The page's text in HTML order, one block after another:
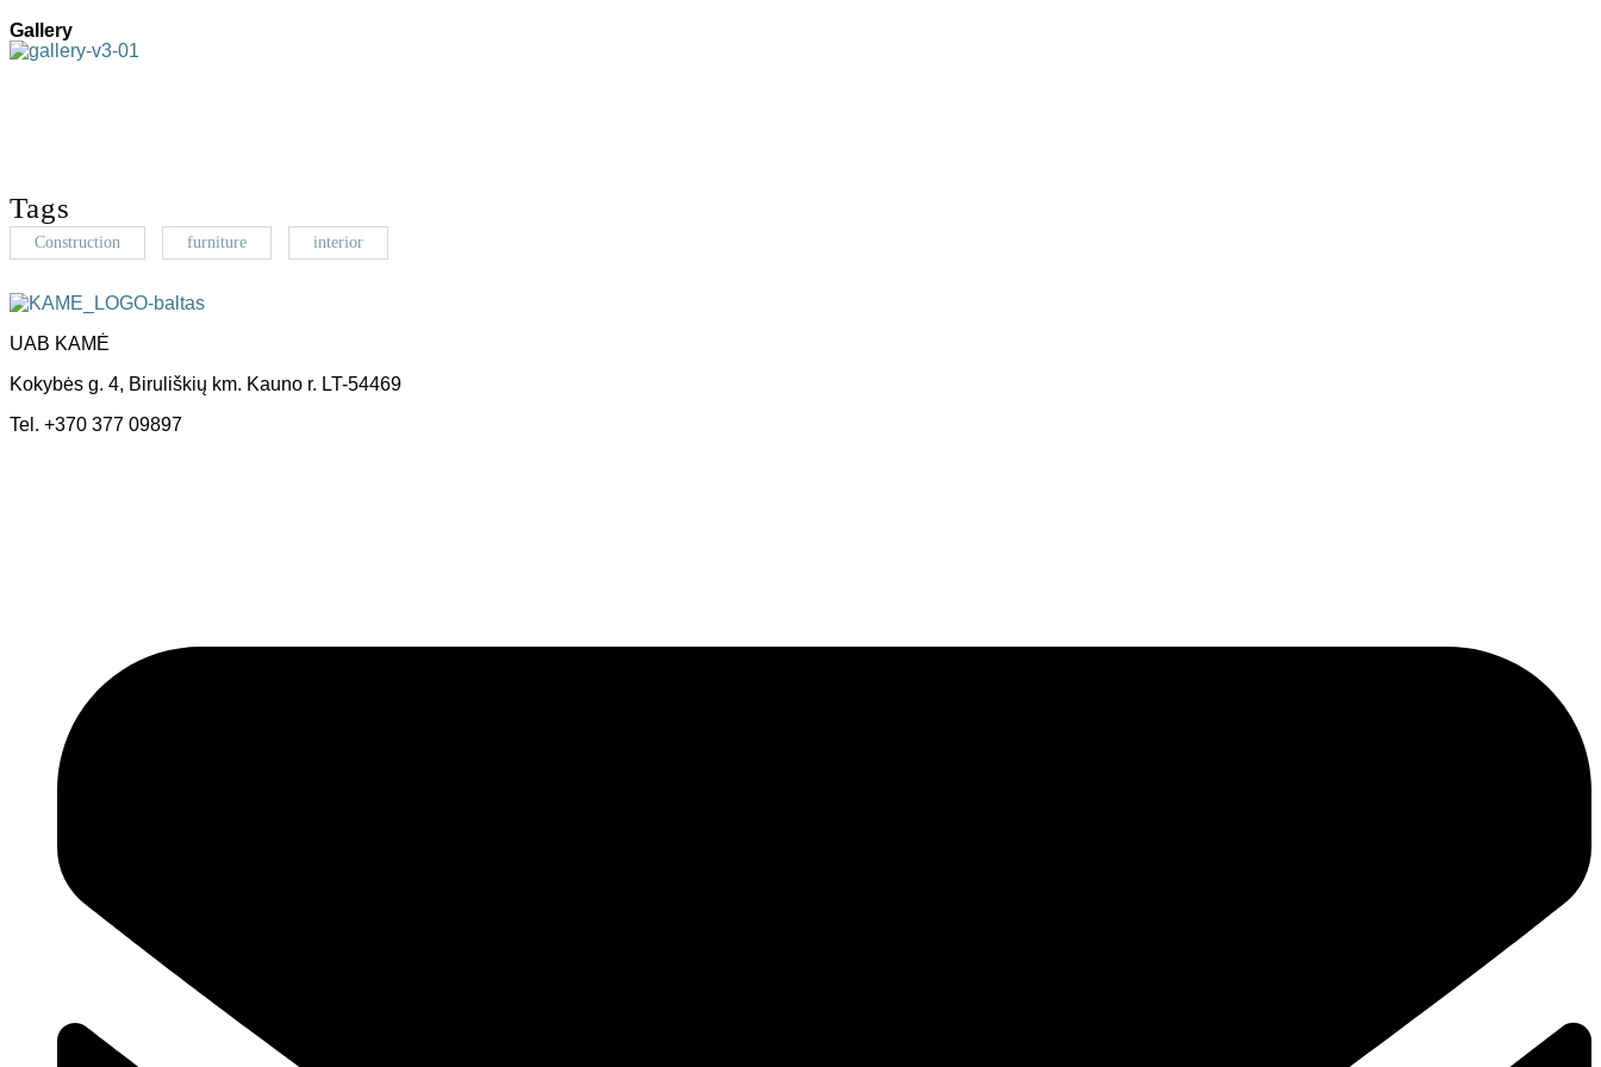
Gallery
Tags
Construction furniture interior
UAB KAMĖ
Kokybės g. 4, Biruliškių km. Kauno r. LT-54469
Tel. +370 377 09897